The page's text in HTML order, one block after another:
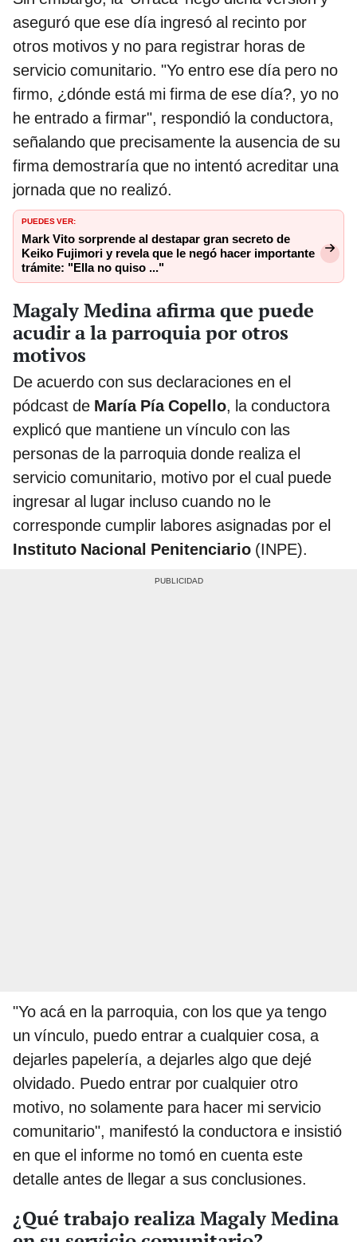
aseguró que ese día ingresó al recinto por
otros motivos y no para registrar horas de
servicio comunitario. "Yo entro ese día pero no
firmo, ¿dónde está mi firma de ese día?, yo no
he entrado a firmar", respondió la conductora,
señalando que precisamente la ausencia de su
firma demostraría que no intentó acreditar una
jornada que no realizó.
PUEDES VER:
Mark Vito sorprende al destapar gran secreto de
Keiko Fujimori y revela que le negó hacer importante
trámite: "Ella no quiso ..."
Magaly Medina afirma que puede
acudir a la parroquia por otros
motivos
De acuerdo con sus declaraciones en el
pódcast de María Pía Copello, la conductora
explicó que mantiene un vínculo con las
personas de la parroquia donde realiza el
servicio comunitario, motivo por el cual puede
ingresar al lugar incluso cuando no le
corresponde cumplir labores asignadas por el
Instituto Nacional Penitenciario (INPE).
"Yo acá en la parroquia, con los que ya tengo
un vínculo, puedo entrar a cualquier cosa, a
dejarles papelería, a dejarles algo que dejé
olvidado. Puedo entrar por cualquier otro
motivo, no solamente para hacer mi servicio
comunitario", manifestó la conductora e insistió
en que el informe no tomó en cuenta este
detalle antes de llegar a sus conclusiones.
¿Qué trabajo realiza Magaly Medina